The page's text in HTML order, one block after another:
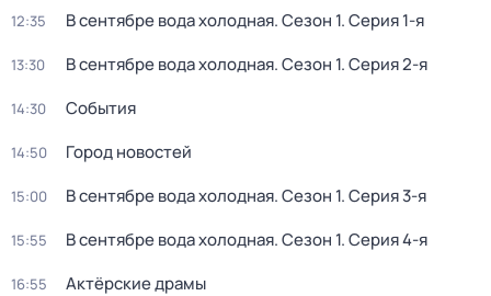
12:35 В сентябре вода холодная. Сезон 1. Серия 1-я
13:30 В сентябре вода холодная. Сезон 1. Серия 2-я
14:30 События
14:50 Город новостей
15:00 В сентябре вода холодная. Сезон 1. Серия 3-я
15:55 В сентябре вода холодная. Сезон 1. Серия 4-я
16:55 Актёрские драмы